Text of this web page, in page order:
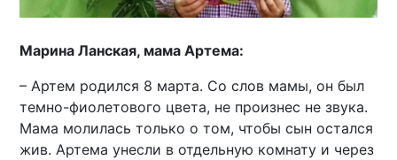
Марина Ланская, мама Артема:
– Артем родился 8 марта. Со слов мамы, он был
темно-фиолетового цвета, не произнес не звука.
Мама молилась только о том, чтобы сын остался
жив. Артема унесли в отдельную комнату и через